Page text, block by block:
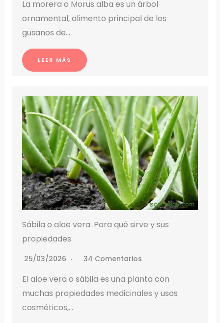
La morera o Morus alba es un árbol
ornamental, alimento principal de los
gusanos de…
LEER MÁS
Sábila o aloe vera. Para qué sirve y sus
propiedades
25/03/2026 34 Comentarios
El aloe vera o sábila es una planta con
muchas propiedades medicinales y usos
cosméticos,…